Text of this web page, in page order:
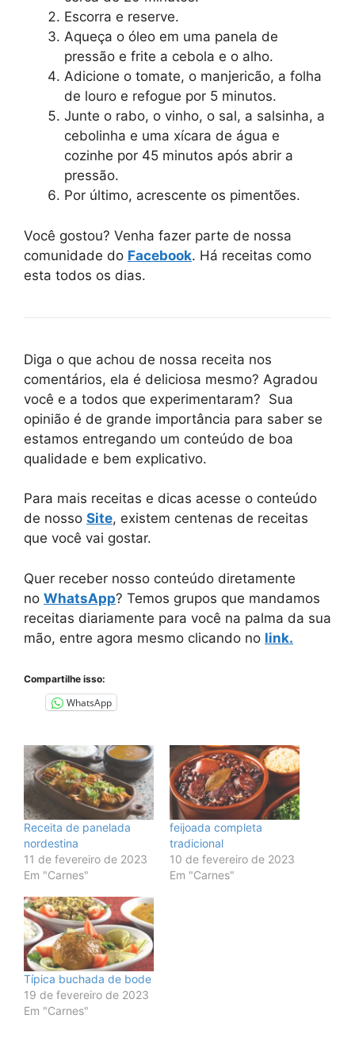
Escorra e reserve.
Aqueça o óleo em uma panela de
pressão e frite a cebola e o alho.
Adicione o tomate, o manjericão, a folha
de louro e refogue por 5 minutos.
Junte o rabo, o vinho, o sal, a salsinha, a
cebolinha e uma xícara de água e
cozinhe por 45 minutos após abrir a
pressão.
Por último, acrescente os pimentões.
Você gostou? Venha fazer parte de nossa
comunidade do Facebook. Há receitas como
esta todos os dias.
Diga o que achou de nossa receita nos
comentários, ela é deliciosa mesmo? Agradou
você e a todos que experimentaram? Sua
opinião é de grande importância para saber se
estamos entregando um conteúdo de boa
qualidade e bem explicativo.
Para mais receitas e dicas acesse o conteúdo
de nosso Site, existem centenas de receitas
que você vai gostar.
Quer receber nosso conteúdo diretamente
no WhatsApp? Temos grupos que mandamos
receitas diariamente para você na palma da sua
mão, entre agora mesmo clicando no link.
Compartilhe isso:
WhatsApp
Receita de panelada
nordestina
11 de fevereiro de 2023
Em "Carnes"
feijoada completa
tradicional
10 de fevereiro de 2023
Em "Carnes"
Típica buchada de bode
19 de fevereiro de 2023
Em "Carnes"